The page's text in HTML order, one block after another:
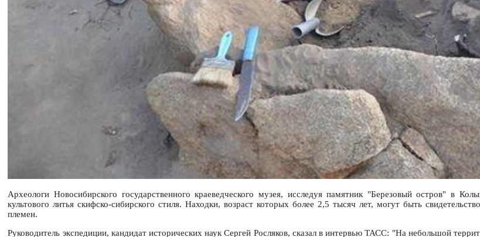
Археологи Новосибирского государственного краеведческого музея, исследуя памятник "Березовый остров" в
культового литья скифско-сибирского стиля. Находки, возраст которых более 2,5 тысяч лет, могут быть
племен.
Руководитель экспедиции, кандидат исторических наук Сергей Росляков, сказал в интервью ТАСС: "На небольшой